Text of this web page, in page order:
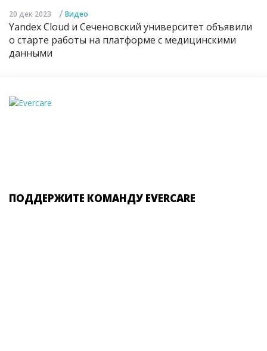
20 дек 2023 / Видео
Yandex Cloud и Сеченовский университет объявили
о старте работы на платформе с медицинскими
данными
ПОДДЕРЖИТЕ КОМАНДУ EVERCARE